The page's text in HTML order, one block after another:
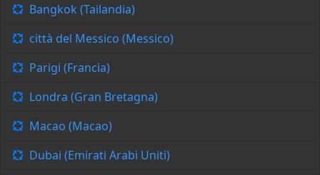
Bangkok (Tailandia)
città del Messico (Messico)
Parigi (Francia)
Londra (Gran Bretagna)
Macao (Macao)
Dubai (Emirati Arabi Uniti)